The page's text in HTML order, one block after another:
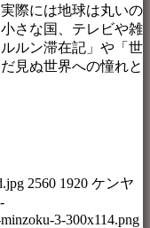
際には地球は丸いの
さな国、テレビや雑
ルン滞在記」や「世
見ぬ世界への憧れと
2560 1920 ケンヤ
3-300x114.png